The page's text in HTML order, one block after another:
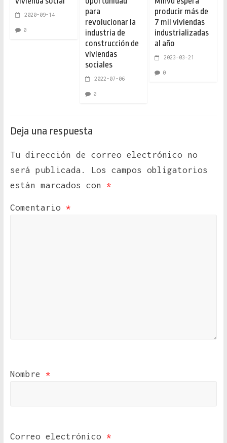
2020-09-14
0
para
revolucionar la
industria de
construcción de
viviendas
sociales
2022-07-06
0
producir más de
7 mil viviendas
industrializadas
al año
2023-03-21
0
Deja una respuesta
Tu dirección de correo electrónico no
será publicada.
Los campos obligatorios
están marcados con *
Comentario *
Nombre *
Correo electrónico *